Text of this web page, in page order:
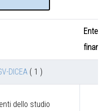
Ente
DICEA ( 1 )
dello studio